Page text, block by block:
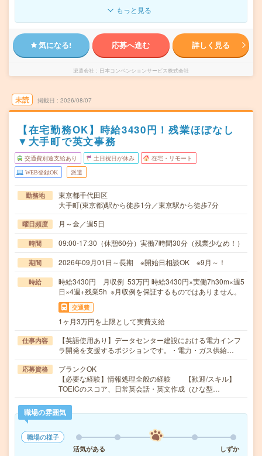
もっと見る
気になる! 応募へ進む 詳しく見る
派遣会社 日本コンベンションサービス株式会社
未読 掲載日 2026/08/07
【在宅勤務OK】時給3430円！残業ほぼなし
▼大手町で英文事務
交通費別途支給あり 土日祝日が休み 在宅・リモート
WEB登録OK 派遣
勤務地
東京都千代田区
大手町(東京都)駅から徒歩1分／東京駅から徒歩7分
曜日頻度 月～金／週5日
時間 09:00-17:30（休憩60分）実働7時間30分（残業少なめ！）
期間 2026年09月01日～長期 ※開始日相談OK ※9月～！
時給
時給3430円 月収例 53万円 時給3430円×実働7h30m×週5
日×4週+残業5h ※月収例を保証するものではありません。
交通費
1ヶ月3万円を上限として実費支給
仕事内容
【英語使用あり】データセンター建設における電力インフ
ラ開発を支援するポジションです。・電力・ガス供給…
応募資格
ブランクOK
【必要な経験】情報処理全般の経験 【歓迎/スキル】
TOEICのスコア、日常英会話・英文作成（ひな型…
職場の雰囲気
職場の様子
活気がある
しずか